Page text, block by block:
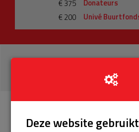
€ 375
Donateurs
€ 200
Univé
30
donaties
Info Donateurs 30
Deze website